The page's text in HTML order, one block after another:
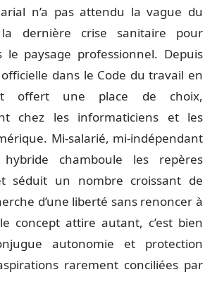
n’a pas attendu la vague du
dernière crise sanitaire pour
le paysage professionnel. Depuis
dans le Code du travail en
offert une place de choix,
chez les informaticiens et les
Mi-salarié, mi-indépendant
chamboule les repères
séduit un nombre croissant de
d’une liberté sans renoncer à
concept attire autant, c’est bien
autonomie et protection
rarement conciliées par